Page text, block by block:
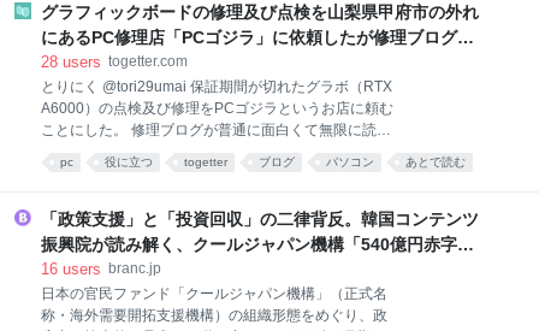
う技術が衆人の元でデビューしたのは1970年、大阪万
博の富士グループパビリオンだったというのはご存知
だろうか。そこで上映された『Tiger Child』が世界初
た、しかもフィルムという過去の技術が、2026年のい
ま、業界最高額クラスの超大作を丸ごと任されてい
る。スマホですら8K動画が撮れる時代に、なぜだろう
か？ 思えば、「大作を観るならやっぱりIMAXで」と
グラフィックボードの修理及び点検を山梨県甲府市の外れ
にあるPC修理店「PCゴジラ」に依頼したが修理ブログが
面白くて無限に読めてしまう
28 users togetter.com
とりにく @tori29umai 保証期間が切れたグラボ（RTX
A6000）の点検及び修理をPCゴジラというお店に頼む
ことにした。 修理ブログが普通に面白くて無限に読ん
でしまうなコレ… pc-godzilla.com/category/%e3%8…
2026-08-04 17:55:30 グラボの修理 - パソコン修理専
損傷・電源回路の異常・映像出力の不具合など、豊富
な修理実績をもとにグラボの修理に特化して対応して
います。見積もり無料・全国対応・メーカー修理より
PCゴジラ
pc 役に立つ togetter ブログ パソコン あとで読む
「政策支援」と「投資回収」の二律背反。韓国コンテンツ
振興院が読み解く、クールジャパン機構「540億円赤字」
の本質 | Branc（ブラン）-Brand New Creativity-
16 users branc.jp
日本の官民ファンド「クールジャパン機構」（正式名
称・海外需要開拓支援機構）の組織形態をめぐり、政